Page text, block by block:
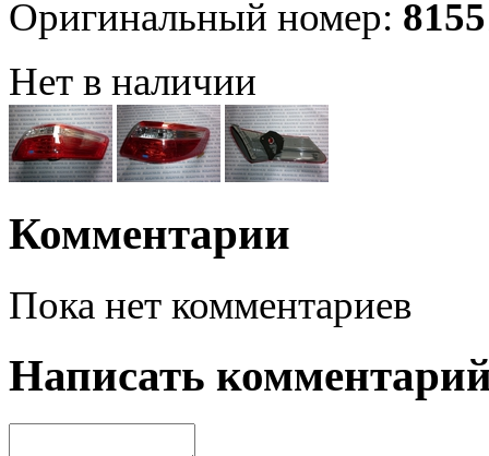
Оригинальный номер:
Нет в наличии
Комментарии
Пока нет комментариев
Написать